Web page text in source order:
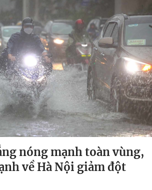
nóng mạnh toàn vùng,
về Hà Nội giảm đột